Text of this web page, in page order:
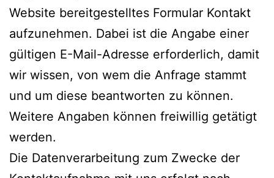
Website bereitgestelltes Formular Kontakt
aufzunehmen. Dabei ist die Angabe einer
gültigen E-Mail-Adresse erforderlich, damit
wir wissen, von wem die Anfrage stammt
und um diese beantworten zu können.
Weitere Angaben können freiwillig getätigt
werden.
Die Datenverarbeitung zum Zwecke der